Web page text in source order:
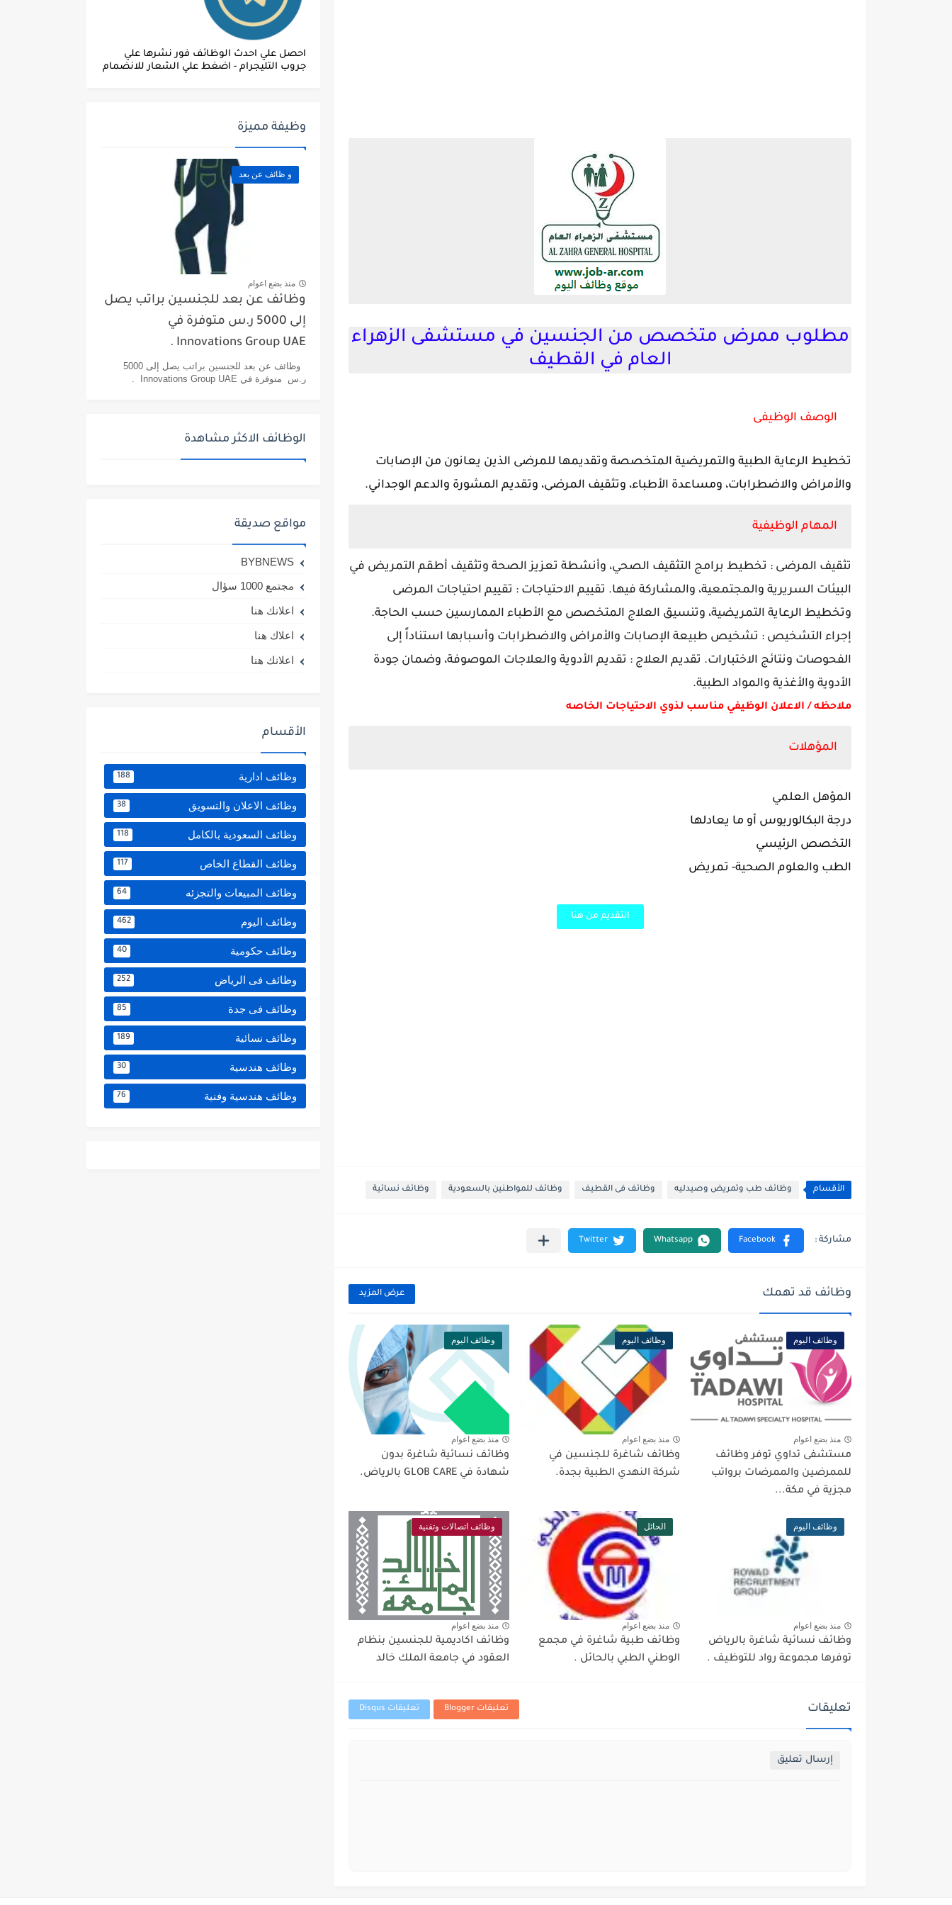
مطلوب ممرض متخصص من الجنسين في مستشفى الزهراء
العام في القطيف
الوصف الوظيفى
تخطيط الرعاية الطبية والتمريضية المتخصصة وتقديمها للمرضى الذين يعانون من الإصابات
والأمراض والاضطرابات، ومساعدة الأطباء، وتثقيف المرضى، وتقديم المشورة والدعم الوجداني.
المهام الوظيفية
تثقيف المرضى : تخطيط برامج التثقيف الصحي، وأنشطة تعزيز الصحة وتثقيف أطقم التمريض في
البيئات السريرية والمجتمعية، والمشاركة فيها. تقييم الاحتياجات : تقييم احتياجات المرضى
وتخطيط الرعاية التمريضية، وتنسيق العلاج المتخصص مع الأطباء الممارسين حسب الحاجة.
إجراء التشخيص : تشخيص طبيعة الإصابات والأمراض والاضطرابات وأسبابها استناداً إلى
الفحوصات ونتائج الاختبارات. تقديم العلاج : تقديم الأدوية والعلاجات الموصوفة، وضمان جودة
الأدوية والأغذية والمواد الطبية.
ملاحظه / الاعلان الوظيفي مناسب لذوي الاحتياجات الخاصه
المؤهلات
المؤهل العلمي
درجة البكالوريوس أو ما يعادلها
التخصص الرئيسي
الطب والعلوم الصحية- تمريض
التقديم من هنا
الأقسام وظائف طب وتمريض وصيدليه وظائف فى القطيف وظائف للمواطنين بالسعودية وظائف نسائية
وظائف قد تهمك عرض المزيد
وظائف اليوم
منذ بضع اعوام
مستشفى تداوي توفر وظائف
للممرضين والممرضات برواتب
مجزية في مكة...
وظائف اليوم
منذ بضع اعوام
وظائف شاغرة للجنسين في
شركة النهدي الطبية بجدة.
وظائف اليوم
منذ بضع اعوام
وظائف نسائية شاغرة بدون
شهادة في GLOB CARE بالرياض.
وظائف اليوم
منذ بضع اعوام
وظائف نسائية شاغرة بالرياض
توفرها مجموعة رواد للتوظيف .
الحائل
منذ بضع اعوام
وظائف طبية شاغرة في مجمع
الوطني الطبي بالحائل .
وظائف اتصالات وتقنية
منذ بضع اعوام
وظائف اكاديمية للجنسين بنظام
العقود في جامعة الملك خالد
تعليقات تعليقات Blogger تعليقات Disqus
إرسال تعليق
احصل علي احدث الوظائف فور نشرها علي
جروب التليجرام - اضغط علي الشعار للانضمام
وظيفة مميزة
و ظائف عن بعد
منذ بضع اعوام
وظائف عن بعد للجنسين براتب يصل
إلى 5000 ر.س متوفرة في
Innovations Group UAE .
وظائف عن بعد للجنسين براتب يصل إلى 5000
ر.س متوفرة في Innovations Group UAE .
الوظائف الاكثر مشاهدة
مواقع صديقة
BYBNEWS
مجتمع 1000 سؤال
اعلانك هنا
اعلاك هنا
اعلانك هنا
الأقسام
وظائف ادارية 188
وظائف الاعلان والتسويق 38
وظائف السعودية بالكامل 118
وظائف القطاع الخاص 117
وظائف المبيعات والتجزئه 64
وظائف اليوم 462
وظائف حكومية 40
وظائف فى الرياض 252
وظائف فى جدة 85
وظائف نسائية 189
وظائف هندسية 30
وظائف هندسية وفنية 76